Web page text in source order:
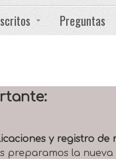
Preguntas
y registro
preparamos la